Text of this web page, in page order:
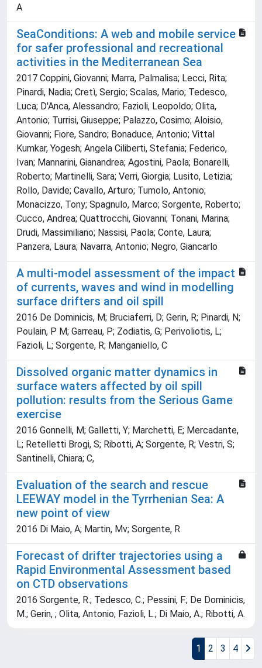
A
SeaConditions: A web and mobile service
for safer professional and recreational
activities in the Mediterranean Sea
2017 Coppini, Giovanni; Marra, Palmalisa; Lecci, Rita;
Pinardi, Nadia; Cretì, Sergio; Scalas, Mario; Tedesco,
Luca; D'Anca, Alessandro; Fazioli, Leopoldo; Olita,
Antonio; Turrisi, Giuseppe; Palazzo, Cosimo; Aloisio,
Giovanni; Fiore, Sandro; Bonaduce, Antonio; Vittal
Kumkar, Yogesh; Angela Ciliberti, Stefania; Federico,
Ivan; Mannarini, Gianandrea; Agostini, Paola; Bonarelli,
Roberto; Martinelli, Sara; Verri, Giorgia; Lusito, Letizia;
Rollo, Davide; Cavallo, Arturo; Tumolo, Antonio;
Monacizzo, Tony; Spagnulo, Marco; Sorgente, Roberto;
Cucco, Andrea; Quattrocchi, Giovanni; Tonani, Marina;
Drudi, Massimiliano; Nassisi, Paola; Conte, Laura;
Panzera, Laura; Navarra, Antonio; Negro, Giancarlo
A multi-model assessment of the impact
of currents, waves and wind in modelling
surface drifters and oil spill
2016 De Dominicis, M; Bruciaferri, D; Gerin, R; Pinardi, N;
Poulain, P M; Garreau, P; Zodiatis, G; Perivoliotis, L;
Fazioli, L; Sorgente, R; Manganiello, C
Dissolved organic matter dynamics in
surface waters affected by oil spill
pollution: results from the Serious Game
exercise
2016 Gonnelli, M; Galletti, Y; Marchetti, E; Mercadante,
L; Retelletti Brogi, S; Ribotti, A; Sorgente, R; Vestri, S;
Santinelli, Chiara; C,
Evaluation of the search and rescue
LEEWAY model in the Tyrrhenian Sea: A
new point of view
2016 Di Maio, A; Martin, Mv; Sorgente, R
Forecast of drifter trajectories using a
Rapid Environmental Assessment based
on CTD observations
2016 Sorgente, R.; Tedesco, C.; Pessini, F.; De Dominicis,
M.; Gerin, ; Olita, Antonio; Fazioli, L.; Di Maio, A.; Ribotti, A.
1 2 3 4